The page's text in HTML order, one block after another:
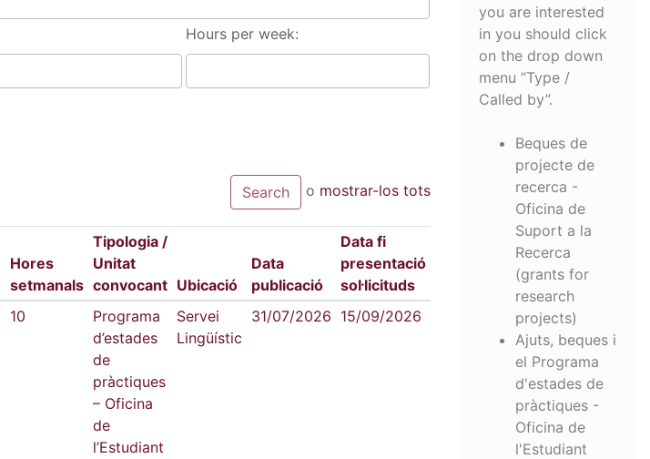
Hours per week:
o mostrar-los tots
Hores
setmanals
Tipologia /
Unitat
convocant Ubicació
Data
publicació
Data fi
presentació
sol·licituds
10
Programa
d’estades
de
pràctiques
– Oficina
de
l’Estudiant
Servei
Lingüístic
31/07/2026 15/09/2026
you are interested
in you should click
on the drop down
menu “Type /
Called by”.
Beques de
projecte de
recerca -
Oficina de
Suport a la
Recerca
(grants for
research
projects)
Ajuts, beques i
el Programa
d'estades de
pràctiques -
Oficina de
l'Estudiant